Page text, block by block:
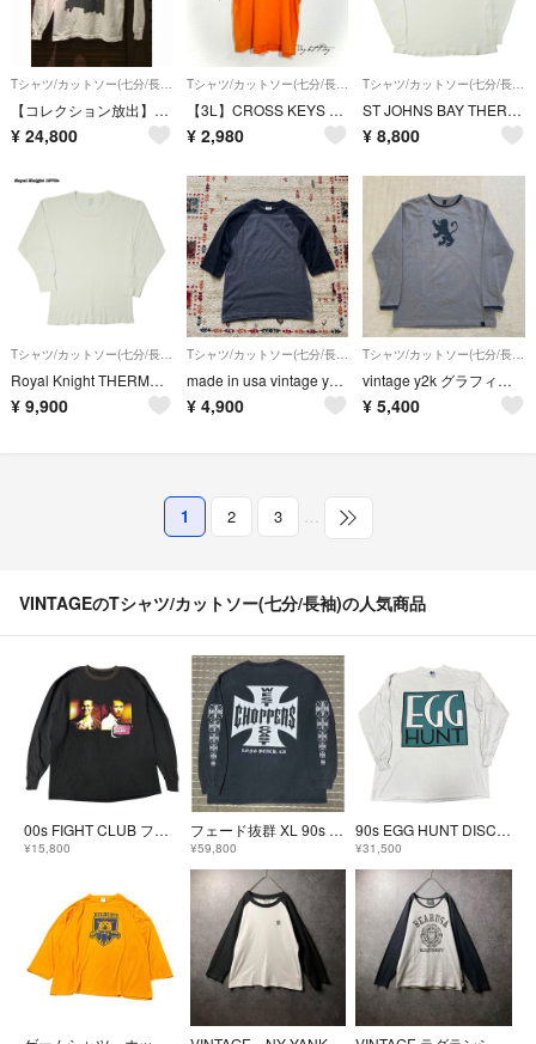
【コレクション放出】90s MR. BIG ヴィンテージ 長袖Tシャツ Lサイズ
¥ 24,800
【3L】CROSS KEYS ノースリーブ カットソー オレンジ ゆるだぼ 古着
¥ 2,980
ST JOHNS BAY THERMAL SHIRTS 1990s T483
¥ 8,800
Tシャツ/カットソー(七分/長袖)
Royal Knight THERMAL SHIRTS 1970s T480
¥ 9,900
Tシャツ/カットソー(七分/長袖)
made in usa vintage y2k proclub ラグランTシャツ
¥ 4,900
Tシャツ/カットソー(七分/長袖)
vintage y2k グラフィックロンT Tシャツ 生地◎
¥ 5,400
1 2 3 …
VINTAGEのTシャツ/カットソー(七分/長袖)の人気商品
00s FIGHT CLUB ファイトクラブ Tシャツ XL 当時物 ヴィンテージ 映画T レオン デヴィッドフィンチャー
¥15,800
フェード抜群 XL 90s west coast choppers ロンT
¥59,800
90s EGG HUNT DISCHORD ビンテージ Tシャツ XL 西浦徹 イアンマッケイ MINOR THREAT フガジ
¥31,500